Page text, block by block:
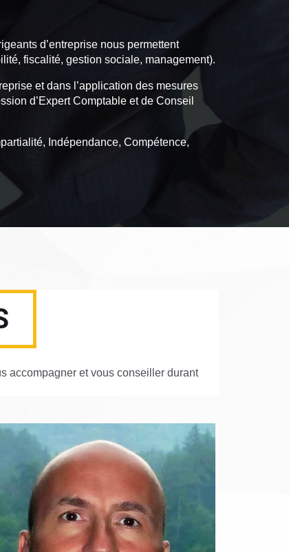
d’entreprise nous permettent
fiscalité, gestion sociale, management).
et dans l’application des mesures
d’Expert Comptable et de Conseil
Indépendance, Compétence,
accompagner et vous conseiller durant
IVAN VILASECA VANOEKEL